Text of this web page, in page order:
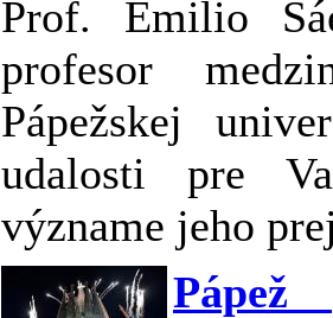
Prof. Emilio
profesor
Pápežskej
udalosti pre
význame jeho
Pápež